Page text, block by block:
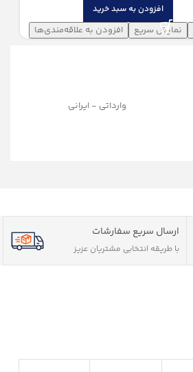
افزودن به سبد خرید
نمایش سریع افزودن به علاقه‌مندی‌ها
وارداتی - ایرانی
ارسال سریع سفارشات
با طریقه انتخابی مشتریان عزیز